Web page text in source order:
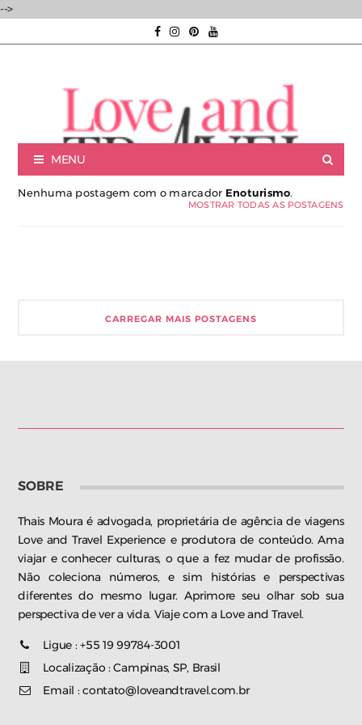
-->
MENU
Nenhuma postagem com o marcador Enoturismo.
MOSTRAR TODAS AS POSTAGENS
CARREGAR MAIS POSTAGENS
SOBRE
Thais Moura é advogada, proprietária de agência de viagens
Love and Travel Experience e produtora de conteúdo. Ama
viajar e conhecer culturas, o que a fez mudar de profissão.
Não coleciona números, e sim histórias e perspectivas
diferentes do mesmo lugar. Aprimore seu olhar sob sua
perspectiva de ver a vida. Viaje com a Love and Travel.
Ligue : +55 19 99784-3001
Localização : Campinas, SP, Brasil
Email : contato@loveandtravel.com.br